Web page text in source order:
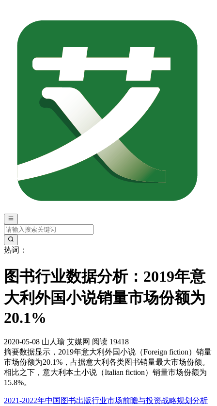
热词：
图书行业数据分析：2019年意
大利外国小说销量市场份额为
20.1%
2020-05-08 山人瑜 艾媒网 阅读 19418
摘要数据显示，2019年意大利外国小说（Foreign fiction）销量
市场份额为20.1%，占据意大利各类图书销量最大市场份额。
相比之下，意大利本土小说（Italian fiction）销量市场份额为
15.8%。
2021-2022年中国图书出版行业市场前瞻与投资战略规划分析